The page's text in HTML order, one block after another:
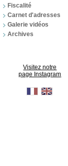
Fiscalité
Carnet d'adresses
Galerie vidéos
Archives
Visitez notre
page Instagram